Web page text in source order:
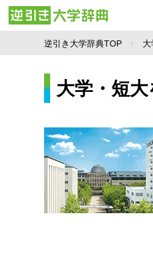
逆引き大学辞典TOP
大学・短